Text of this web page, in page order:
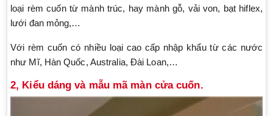
loại rèm cuốn từ mành trúc, hay mành gỗ, vải von, bạt hiflex,
lưới đan mỏng,…
Với rèm cuốn có nhiều loại cao cấp nhập khẩu từ các nước
như Mĩ, Hàn Quốc, Australia, Đài Loan,…
2, Kiểu dáng và mẫu mã màn cửa cuốn.